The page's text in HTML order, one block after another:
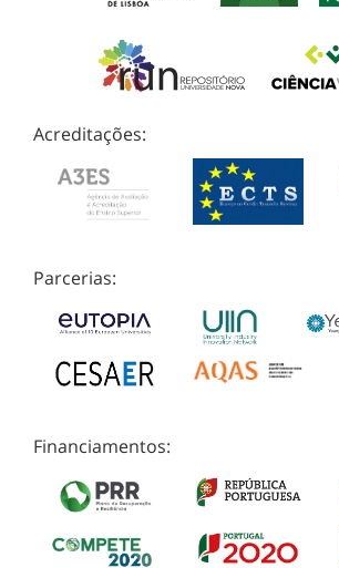
Acreditações:
Parcerias:
Financiamentos: